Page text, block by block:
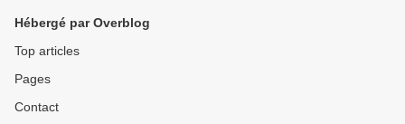
Hébergé par Overblog
Top articles
Pages
Contact